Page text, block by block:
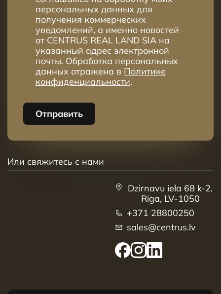
41 6 3
42 6 4 98.8m²
43 6 4 114.1m²
44 7 4
45 7 4
46 7
персональных данных для
получения коммерческих
уведомлений, а именно новостей
от CENTRUS REAL LAND SIA на
указанный адрес электронной
почты. Обработка персональных
данных отражена в Политике
конфиденциальности.
Отправить
Или свяжитесь с нами
Dzirnavu iela 68 k-2,
Rīga, LV-1050
+371 28800250
sales@centrus.lv